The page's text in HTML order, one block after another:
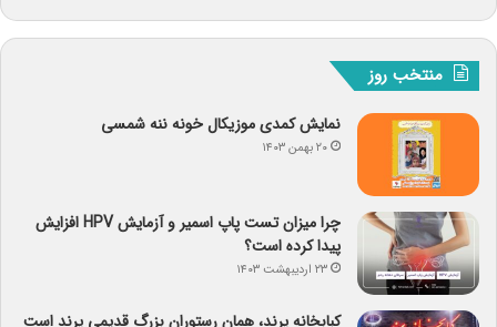
منتخب روز
نمایش کمدی موزیکال خونه ننه شمسی
۲۰ بهمن ۱۴۰۳
چرا میزان تست پاپ اسمیر و آزمایش HPV افزایش
پیدا کرده است؟
۲۳ اردیبهشت ۱۴۰۳
کبابخانه پرند، همان رستوران بزرگ قدیمی پرند است